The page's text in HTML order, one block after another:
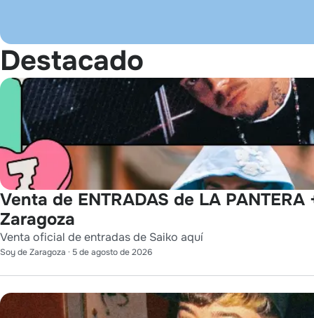
Destacado
Venta de ENTRADAS de LA PANTERA
Zaragoza
Venta oficial de entradas de Saiko aquí
Soy de Zaragoza · 5 de agosto de 2026